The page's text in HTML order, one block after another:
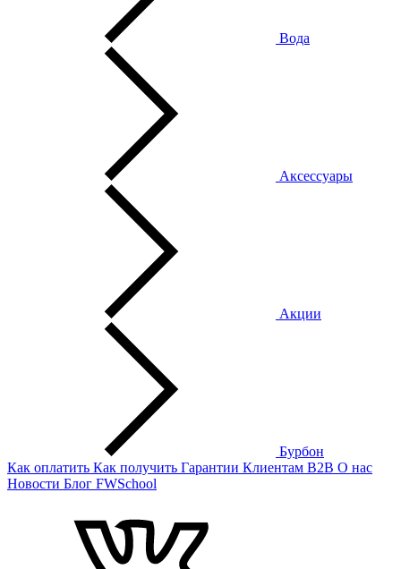
Вода
Аксессуары
Акции
Бурбон
Как оплатить Как получить Гарантии Клиентам B2B О нас
Новости Блог FWSchool